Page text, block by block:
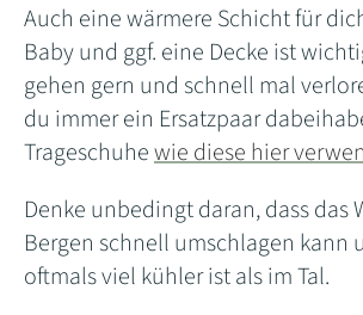
Auch eine wärmere Schicht für
Baby und ggf. eine Decke ist
gehen gern und schnell mal
du immer ein Ersatzpaar
Trageschuhewie diese hier
Denke unbedingt daran, dass das
Bergen schnell umschlagen kann
oftmals viel kühler ist als im Tal.